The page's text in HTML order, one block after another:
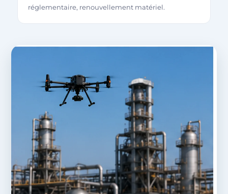
réglementaire, renouvellement matériel.